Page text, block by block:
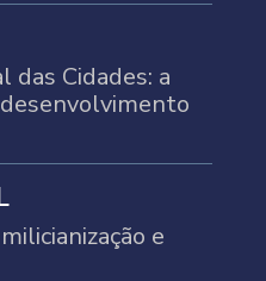
das Cidades: a
milicianização e